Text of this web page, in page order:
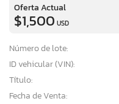
Oferta Actual
$1,500 USD
Número de lote:
ID vehicular (VIN):
Título:
Fecha de Venta: